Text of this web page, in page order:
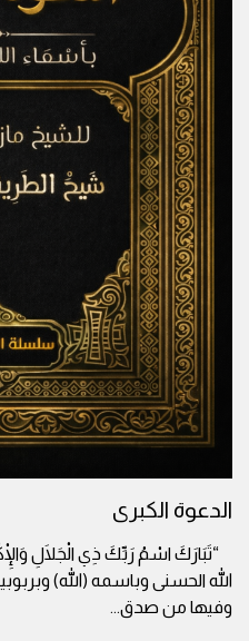
الدعوة الكبرى
الله الحسنى وباسمه (الله)
وفيها من صدق...